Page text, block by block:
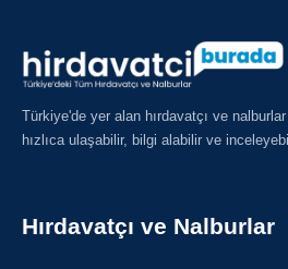
Türkiye'de yer alan hırdavatçı ve
hızlıca ulaşabilir, bilgi alabilir ve
Hırdavatçı ve Nalburlar